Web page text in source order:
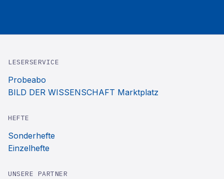
LESERSERVICE
Probeabo
BILD DER WISSENSCHAFT Marktplatz
HEFTE
Sonderhefte
Einzelhefte
UNSERE PARTNER